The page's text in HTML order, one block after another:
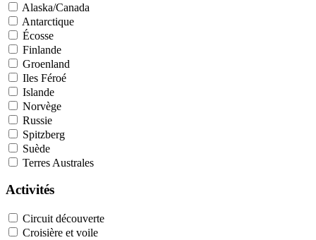
Alaska/Canada
Antarctique
Écosse
Finlande
Groenland
Iles Féroé
Islande
Norvège
Russie
Spitzberg
Suède
Terres Australes
Activités
Circuit découverte
Croisière et voile